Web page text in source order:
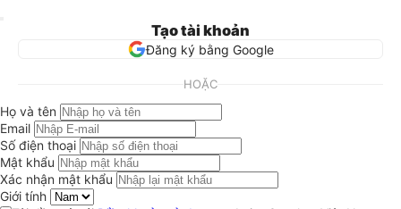
Tạo tài khoản
Đăng ký bằng Google
HOẶC
Họ và tên
Email
Số điện thoại
Mật khẩu
Xác nhận mật khẩu
Giới tính